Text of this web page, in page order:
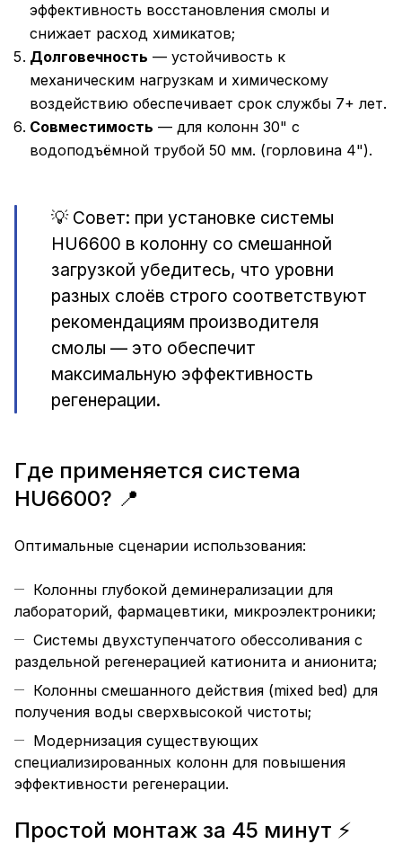
эффективность восстановления смолы и
снижает расход химикатов;
Долговечность — устойчивость к
механическим нагрузкам и химическому
воздействию обеспечивает срок службы 7+ лет.
Совместимость — для колонн 30" с
водоподъёмной трубой 50 мм. (горловина 4").
💡 Совет: при установке системы
HU6600 в колонну со смешанной
загрузкой убедитесь, что уровни
разных слоёв строго соответствуют
рекомендациям производителя
смолы — это обеспечит
максимальную эффективность
регенерации.
Где применяется система
HU6600? 📍
Оптимальные сценарии использования:
Колонны глубокой деминерализации для
лабораторий, фармацевтики, микроэлектроники;
Системы двухступенчатого обессоливания с
раздельной регенерацией катионита и анионита;
Колонны смешанного действия (mixed bed) для
получения воды сверхвысокой чистоты;
Модернизация существующих
специализированных колонн для повышения
эффективности регенерации.
Простой монтаж за 45 минут ⚡